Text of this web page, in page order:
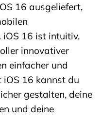
16 ausgeliefert,
iOS 16 ist intuitiv,
innovativer
einfacher und
iOS 16 kannst du
gestalten, deine
und deine